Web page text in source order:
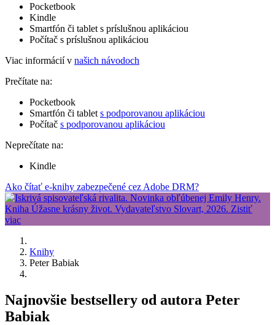
Pocketbook
Kindle
Smartfón či tablet s príslušnou aplikáciou
Počítač s príslušnou aplikáciou
Viac informácií v našich návodoch
Prečítate na:
Pocketbook
Smartfón či tablet s podporovanou aplikáciou
Počítač s podporovanou aplikáciou
Neprečítate na:
Kindle
Ako čítať e-knihy zabezpečené cez Adobe DRM?
Knihy
Peter Babiak
Najnovšie bestsellery od autora Peter
Babiak